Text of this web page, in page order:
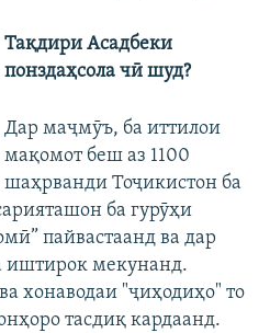
Тақдири Асадбеки
понздаҳсола чӣ шуд?
Дар маҷмӯъ, ба иттилои
мақомот беш аз 1100
шаҳрванди Тоҷикистон ба
ба гурӯҳи
пайвастаанд ва дар
иштирок мекунанд.
хонаводаи "ҷиҳодиҳо" то
тасдиқ кардаанд.